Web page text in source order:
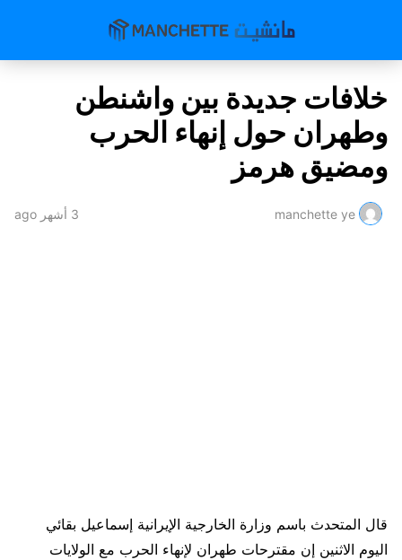
خلافات جديدة بين واشنطن
وطهران حول إنهاء الحرب
ومضيق هرمز
manchette ye 3 أشهر ago
قال المتحدث باسم وزارة الخارجية الإيرانية إسماعيل بقائي
اليوم الاثنين إن مقترحات طهران لإنهاء الحرب مع الولايات